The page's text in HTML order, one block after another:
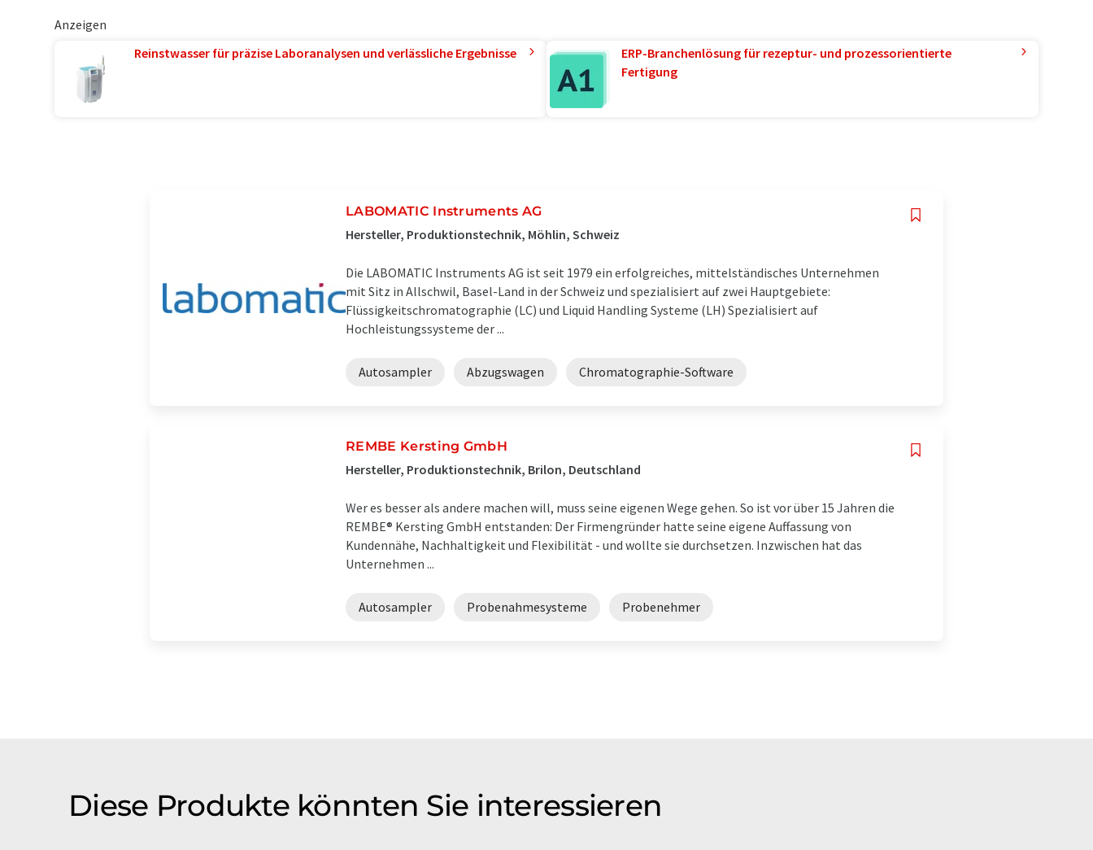
Anzeigen
Reinstwasser für präzise Laboranalysen und verlässliche Ergebnisse
ERP-Branchenlösung für rezeptur- und prozessorientierte
Fertigung
LABOMATIC Instruments AG
Hersteller, Produktionstechnik, Möhlin, Schweiz
Die LABOMATIC Instruments AG ist seit 1979 ein erfolgreiches, mittelständisches Unternehmen
mit Sitz in Allschwil, Basel-Land in der Schweiz und spezialisiert auf zwei Hauptgebiete:
Flüssigkeitschromatographie (LC) und Liquid Handling Systeme (LH) Spezialisiert auf
Hochleistungssysteme der ...
Autosampler Abzugswagen Chromatographie-Software
REMBE Kersting GmbH
Hersteller, Produktionstechnik, Brilon, Deutschland
Wer es besser als andere machen will, muss seine eigenen Wege gehen. So ist vor über 15 Jahren die
REMBE® Kersting GmbH entstanden: Der Firmengründer hatte seine eigene Auffassung von
Kundennähe, Nachhaltigkeit und Flexibilität - und wollte sie durchsetzen. Inzwischen hat das
Unternehmen ...
Autosampler Probenahmesysteme Probenehmer
Diese Produkte könnten Sie interessieren